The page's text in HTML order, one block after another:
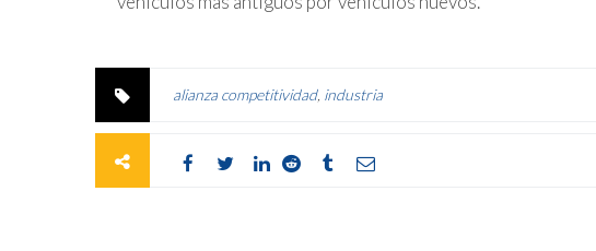
alianza competitividad, industria